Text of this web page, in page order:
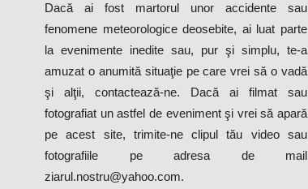
Dacă ai fost martorul unor accidente sau
fenomene meteorologice deosebite, ai luat parte
la evenimente inedite sau, pur şi simplu, te-a
amuzat o anumită situaţie pe care vrei să o vadă
şi alţii, contactează-ne. Dacă ai filmat sau
fotografiat un astfel de eveniment şi vrei să apară
pe acest site, trimite-ne clipul tău video sau
fotografiile pe adresa de mail
ziarul.nostru@yahoo.com.